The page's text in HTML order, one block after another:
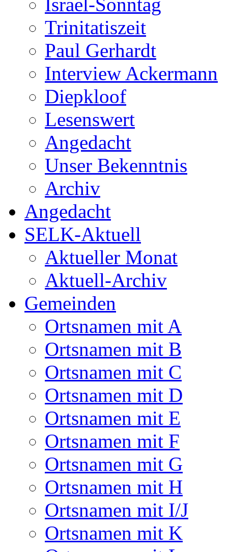
Trinitatiszeit
Paul Gerhardt
Interview Ackermann
Diepkloof
Lesenswert
Angedacht
Unser Bekenntnis
Archiv
Angedacht
SELK-Aktuell
Aktueller Monat
Aktuell-Archiv
Gemeinden
Ortsnamen mit A
Ortsnamen mit B
Ortsnamen mit C
Ortsnamen mit D
Ortsnamen mit E
Ortsnamen mit F
Ortsnamen mit G
Ortsnamen mit H
Ortsnamen mit I/J
Ortsnamen mit K